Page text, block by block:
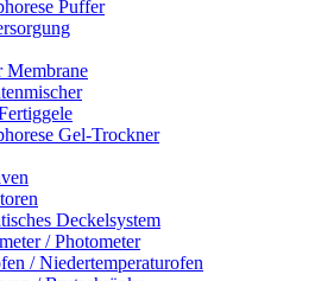
Puffer
Membrane
Gel-Trockner
Deckelsystem
/ Photometer
/ Niedertemperaturofen